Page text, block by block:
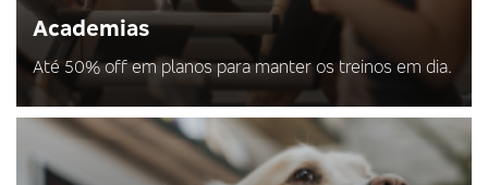
Academias
Até 50% off em planos para manter os treinos em dia.